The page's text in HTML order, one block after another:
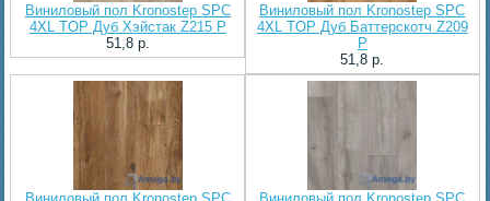
Виниловый пол Kronostep SPC
4XL TOP Дуб Хэйстак Z215 P
51,8 p.
Виниловый пол Kronostep SPC
4XL TOP Дуб Баттерскотч Z209
P
51,8 p.